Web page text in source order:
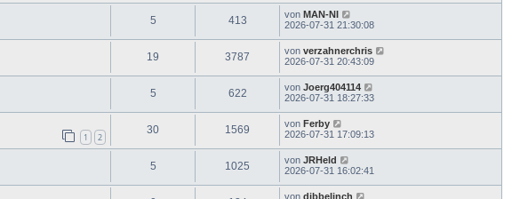
5 413 von MAN-NI
2026-07-31 21:30:08
19 3787 von verzahnerchris
2026-07-31 20:43:09
5 622 von Joerg404114
2026-07-31 18:27:33
1 2
30 1569 von Ferby
2026-07-31 17:09:13
5 1025 von JRHeld
2026-07-31 16:02:41
von dibbelinch